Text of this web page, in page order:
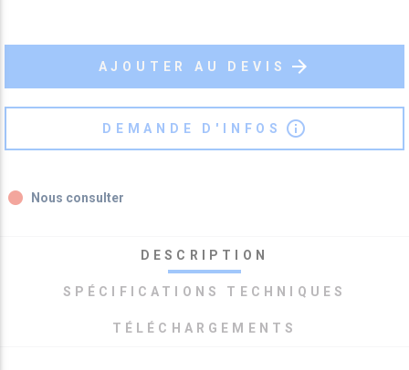
AJOUTER AU DEVIS arrow_forward
DEMANDE D'INFOS info_outline
fiber_manual_record Nous consulter
DESCRIPTION
SPÉCIFICATIONS TECHNIQUES
TÉLÉCHARGEMENTS